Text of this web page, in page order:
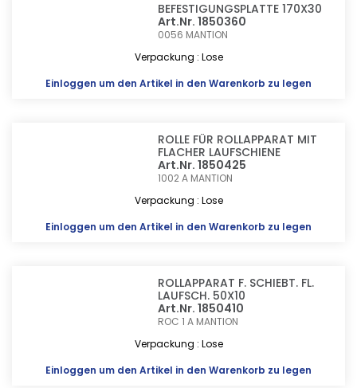
BEFESTIGUNGSPLATTE 170X30
Art.Nr. 1850360
0056 MANTION
Verpackung : Lose
Einloggen um den Artikel in den Warenkorb zu legen
ROLLE FÜR ROLLAPPARAT MIT
FLACHER LAUFSCHIENE
Art.Nr. 1850425
1002 A MANTION
Verpackung : Lose
Einloggen um den Artikel in den Warenkorb zu legen
ROLLAPPARAT F. SCHIEBT. FL.
LAUFSCH. 50X10
Art.Nr. 1850410
ROC 1 A MANTION
Verpackung : Lose
Einloggen um den Artikel in den Warenkorb zu legen